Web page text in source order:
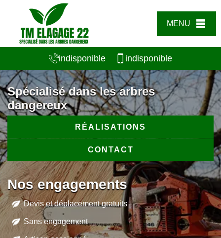
MENU
indisponible indisponible
Spécialisé dans les arbres
dangereux
RÉALISATIONS
CONTACT
Nos engagements
Devis et déplacement gratuits
Sans engagement